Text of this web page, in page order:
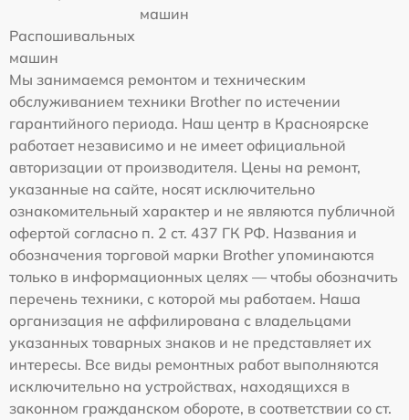
машин
Распошивальных
машин
Мы занимаемся ремонтом и техническим
обслуживанием техники Brother по истечении
гарантийного периода. Наш центр в Красноярске
работает независимо и не имеет официальной
авторизации от производителя. Цены на ремонт,
указанные на сайте, носят исключительно
ознакомительный характер и не являются публичной
офертой согласно п. 2 ст. 437 ГК РФ. Названия и
обозначения торговой марки Brother упоминаются
только в информационных целях — чтобы обозначить
перечень техники, с которой мы работаем. Наша
организация не аффилирована с владельцами
указанных товарных знаков и не представляет их
интересы. Все виды ремонтных работ выполняются
исключительно на устройствах, находящихся в
законном гражданском обороте, в соответствии со ст.